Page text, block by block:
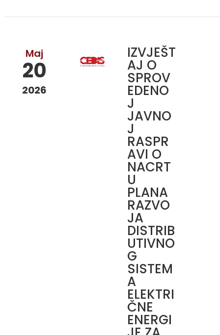
Maj
20
2026
IZVJEŠT
AJ O
SPROV
EDENO
J
JAVNO
J
RASPR
AVI O
NACRT
U
PLANA
RAZVO
JA
DISTRIB
UTIVNO
G
SISTEM
A
ELEKTRI
ČNE
ENERGI